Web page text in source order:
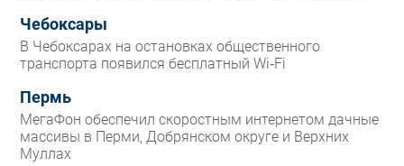
Чебоксары
В Чебоксарах на остановках общественного
транспорта появился бесплатный Wi‑Fi
Пермь
МегаФон обеспечил скоростным интернетом дачные
массивы в Перми, Добрянском округе и Верхних
Муллах